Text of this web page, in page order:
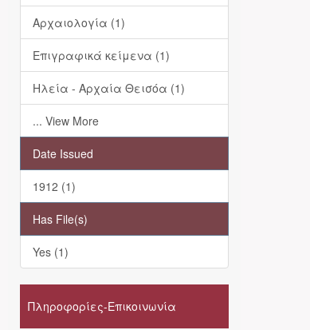
Αρχαιολογία (1)
Επιγραφικά κείμενα (1)
Ηλεία - Αρχαία Θεισόα (1)
... View More
Date Issued
1912 (1)
Has File(s)
Yes (1)
Πληροφορίες-Επικοινωνία